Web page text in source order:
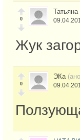
0
Татьяна
Жук
0
ЭКа